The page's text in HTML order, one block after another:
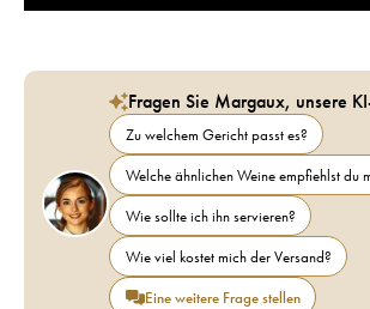
Fragen Sie Margaux, unsere
Zu welchem Gericht passt es?
Welche ähnlichen Weine empfiehlst du
Wie sollte ich ihn servieren?
Wie viel kostet mich der Versand?
Eine weitere Frage stellen